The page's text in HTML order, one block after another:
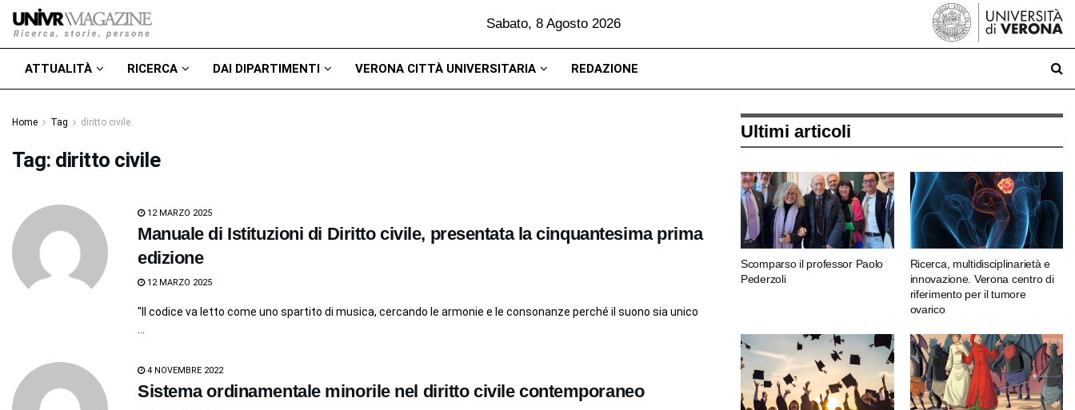
Sabato, 8 Agosto 2026
ATTUALITÀ RICERCA DAI DIPARTIMENTI VERONA CITTÀ UNIVERSITARIA REDAZIONE
Home Tag diritto civile
Tag: diritto civile
12 MARZO 2025
Manuale di Istituzioni di Diritto civile, presentata la cinquantesima prima
edizione
12 MARZO 2025
"Il codice va letto come uno spartito di musica, cercando le armonie e le consonanze perché il suono sia unico
4 NOVEMBRE 2022
Sistema ordinamentale minorile nel diritto civile contemporaneo
Ultimi articoli
Scomparso il professor Paolo
Pederzoli
Ricerca, multidisciplinarietà e
innovazione. Verona centro di
riferimento per il tumore
ovarico